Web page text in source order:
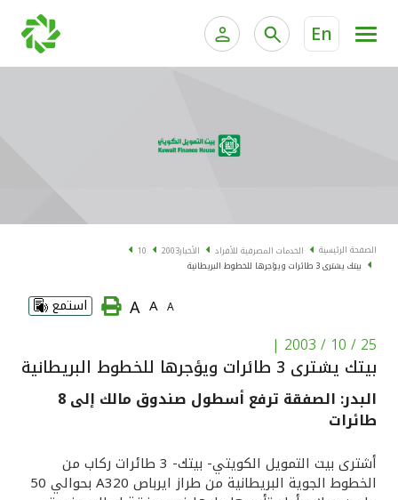
En
الخدمات المصرفية الإلكترونية للشركات
البطاقات
"برامج العملاء"
الاستثمار
القنوات المصرفية
أدوات وخدمات
الصفحة الرئيسية الخدمات المصرفية للأفراد الأخبار2003
10
بيتك يشترى 3 طائرات ويؤجرها للخطوط البريطانية
A
A
A استمع
25 / 10 / 2003
|
بيتك يشترى 3 طائرات ويؤجرها للخطوط البريطانية
البدر: الصفقة ترفع أسطول صندوق مالك إلى 8
طائرات
أشترى بيت التمويل الكويتي- بيتك- 3 طائرات ركاب من
الخطوط الجوية البريطانية من طراز ايرباص A320 بحوالي 50